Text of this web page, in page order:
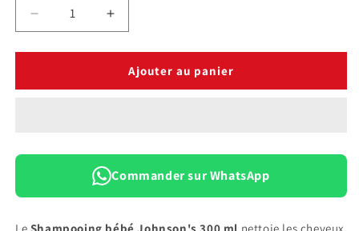
Réduire
la
quantité
Shampooing
ml
Augmenter
la
quantité
Shampooing
ml
Jaune
Ajouter au panier
Commander sur WhatsApp